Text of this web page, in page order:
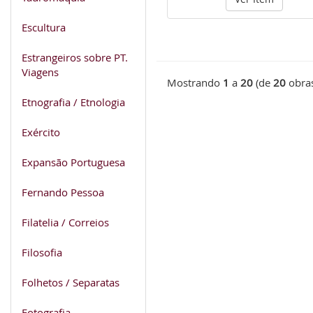
Escultura
Estrangeiros sobre PT.
Viagens
Etnografia / Etnologia
Exército
Expansão Portuguesa
Fernando Pessoa
Filatelia / Correios
Filosofia
Folhetos / Separatas
Mostrando 1 a 20 (de 20